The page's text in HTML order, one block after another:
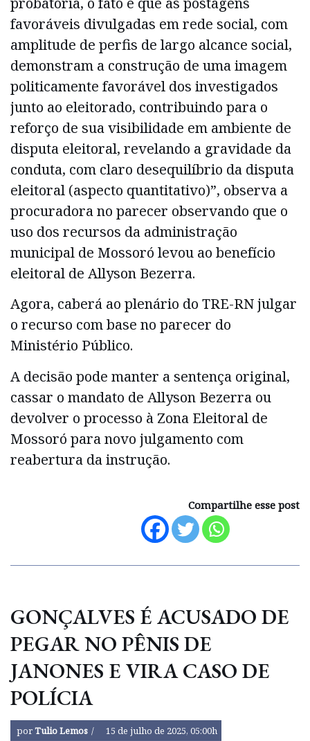
favoráveis divulgadas em rede social, com
amplitude de perfis de largo alcance social,
demonstram a construção de uma imagem
politicamente favorável dos investigados
junto ao eleitorado, contribuindo para o
reforço de sua visibilidade em ambiente de
disputa eleitoral, revelando a gravidade da
conduta, com claro desequilíbrio da disputa
eleitoral (aspecto quantitativo)”, observa a
procuradora no parecer observando que o
uso dos recursos da administração
municipal de Mossoró levou ao benefício
eleitoral de Allyson Bezerra.
Agora, caberá ao plenário do TRE-RN julgar
o recurso com base no parecer do
Ministério Público.
A decisão pode manter a sentença original,
cassar o mandato de Allyson Bezerra ou
devolver o processo à Zona Eleitoral de
Mossoró para novo julgamento com
reabertura da instrução.
Compartilhe esse post
GONÇALVES É ACUSADO DE
PEGAR NO PÊNIS DE
JANONES E VIRA CASO DE
POLÍCIA
porTulio Lemos 15 de julho de 2025, 05:00h